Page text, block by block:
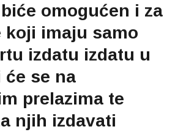
omogućen i za
koji imaju samo
izdatu izdatu u
se na
prelazima te
njih izdavati